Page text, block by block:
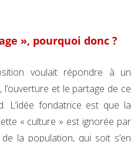
», pourquoi donc ?
voulait répondre à un
et le partage de ce
L’idée fondatrice est que la
« culture » est ignorée par
la population, qui soit s’en